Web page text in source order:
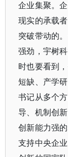
企业集聚。
现实的承载
突破带动的
强劲，宇树
时也要看到
短缺、产学
书记从多个
导、机制创
创新能力强
支持中央企